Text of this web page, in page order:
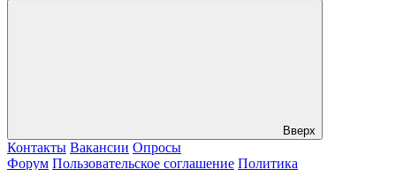
Вверх
Контакты Вакансии Опросы
Форум Пользовательское соглашение Политика